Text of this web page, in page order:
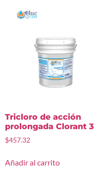
Tricloro de acción
prolongada Clorant 3
$457.32
Añadir al carrito